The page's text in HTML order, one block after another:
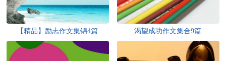
【精品】励志作文集锦4篇 渴望成功作文集合9篇